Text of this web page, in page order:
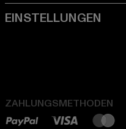
ZAHLUNGSMETHODEN